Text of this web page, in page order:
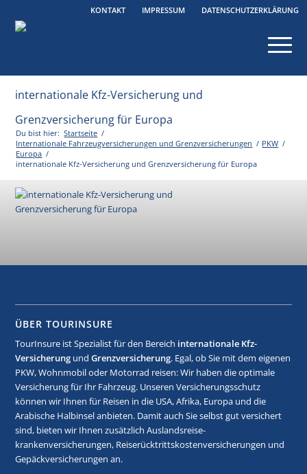
KONTAKT IMPRESSUM DATENSCHUTZERKLÄRUNG
internationale Kfz-Versicherung und
Grenzversicherung für Europa
Du bist hier: Startseite /
Internationale Fahrzeugversicherungen und Grenzversicherungen / PKW /
Europa /
internationale Kfz-Versicherung und Grenzversicherung für Europa
ÜBER TOURINSURE
TourInsure ist Spezialist für den Bereich internationale Kfz-
Versicherung undGrenzversicherung. Egal, ob Sie mit dem eigenen
PKW, Wohnmobil oder Motorrad reisen: Wir haben die optimale
Versicherung für Ihr Fahrzeug. Unseren Versicherungsschutz
können wir Ihnen für Reisen in die USA, Afrika, Europa und die
Arabische Halbinsel anbieten. Damit auch Sie selbst gut versichert
sind, bieten wir Ihnen zusätzlich Auslandsreise-
krankenversicherungen, Reiserücktrittskostenversicherungen und
Gepäckversicherungen an.